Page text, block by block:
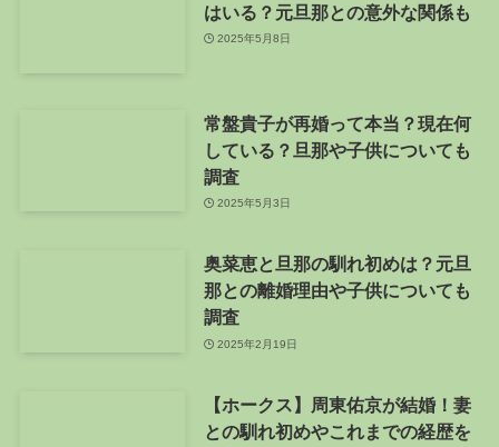
はいる？元旦那との意外な関係も
2025年5月8日
常盤貴子が再婚って本当？現在何
している？旦那や子供についても
調査
2025年5月3日
奥菜恵と旦那の馴れ初めは？元旦
那との離婚理由や子供についても
調査
2025年2月19日
【ホークス】周東佑京が結婚！妻
との馴れ初めやこれまでの経歴を